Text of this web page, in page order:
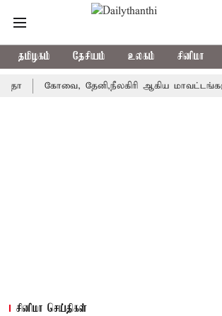
தமிழகம் தேசியம் உலகம் சினிமா
கோவை, தேனி,நீலகிரி ஆகிய மாவட்டங்களுக்கு
சினிமா செய்திகள்